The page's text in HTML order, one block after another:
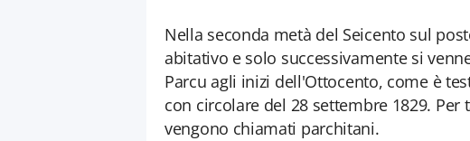
Nella seconda metà del Seicento sul
abitativo e solo successivamente si
Parcu agli inizi dell'Ottocento, come è
con circolare del 28 settembre 1829.
vengono chiamati parchitani.